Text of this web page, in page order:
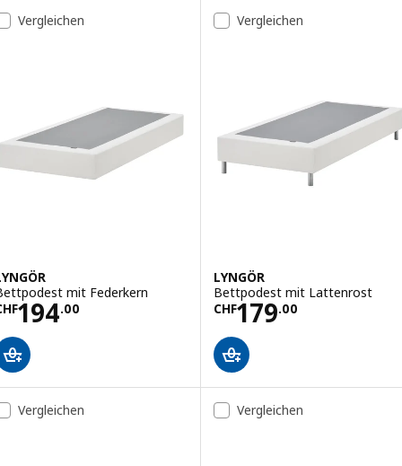
Vergleichen
mit Federkern
194.00
CHF 194.00
Vergleichen
LYNGÖR
Bettpodest mit Lattenrost
CHF179.00
Preis CHF
Vergleichen Vergleichen